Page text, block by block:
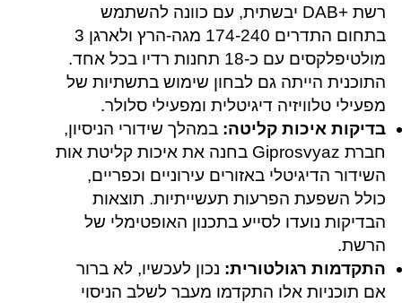
רשת +DAB יבשתית, עם כוונה להשתמש
בתחום התדרים 174-240 מגה-הרץ ולארגן 3
מולטיפלקסים עם כ-18 תחנות רדיו בכל אחד.
התוכנית הייתה גם לבחון שימוש בתשתיות של
מפעילי טלוויזיה דיגיטלית ומפעילי סלולר.
בדיקות איכות קליטה: במהלך שידורי הניסיון,
חברת Giprosvyaz בחנה את איכות קליטת אות
השידור הדיגיטלי באזורים עירוניים וכפריים,
כולל השפעת הפרעות תעשייתיות. תוצאות
הבדיקות נועדו לסייע בתכנון האופטימלי של
הרשת.
התקדמות רגולטורית: נכון לעכשיו, לא ברור
אם תוכניות אלו התקדמו מעבר לשלב הניסוי